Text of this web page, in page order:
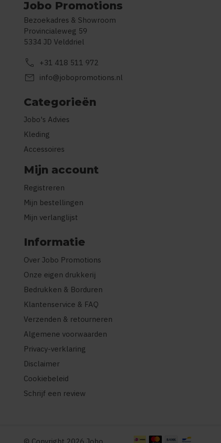
Jobo Promotions
Bezoekadres & Showroom
Provincialeweg 59
5334 JD Velddriel
call +31 418 511 972
mail info@jobopromotions.nl
Categorieën
Jobo's Advies
Kleding
Accessoires
Mijn account
Registreren
Mijn bestellingen
Mijn verlanglijst
Informatie
Over Jobo Promotions
Onze eigen drukkerij
Bedrukken & Borduren
Klantenservice & FAQ
Verzenden & retourneren
Algemene voorwaarden
Privacy-verklaring
Disclaimer
Cookiebeleid
Schrijf een review